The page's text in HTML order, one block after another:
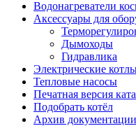
Водонагреватели
Аксессуары для
Дымоходы
Гидравлика
Электрические
Тепловые насосы
Печатная версия
Подобрать котёл
Архив документации